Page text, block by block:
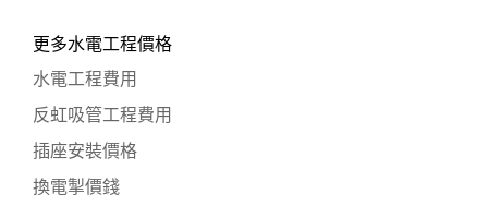
更多水電工程價格
水電工程費用
反虹吸管工程費用
插座安裝價格
換電掣價錢